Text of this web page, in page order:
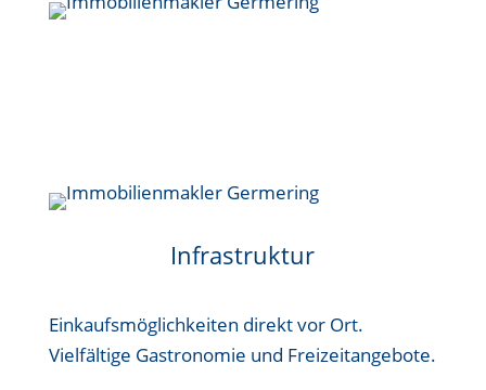
Infrastruktur
Einkaufsmöglichkeiten direkt vor Ort.
Vielfältige Gastronomie und Freizeitangebote.